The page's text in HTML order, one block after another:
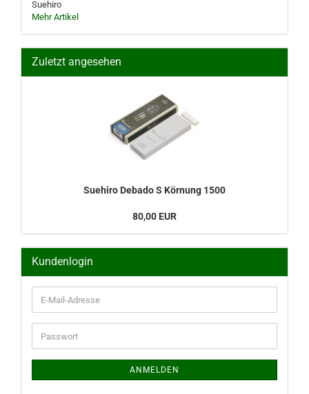
Suehiro
Mehr Artikel
Zuletzt angesehen
Suehiro Debado S Körnung 1500
80,00 EUR
Kundenlogin
E-
Mail-
Adresse
Passwort
ANMELDEN